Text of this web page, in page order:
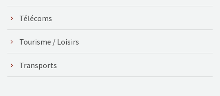
Télécoms
Tourisme / Loisirs
Transports